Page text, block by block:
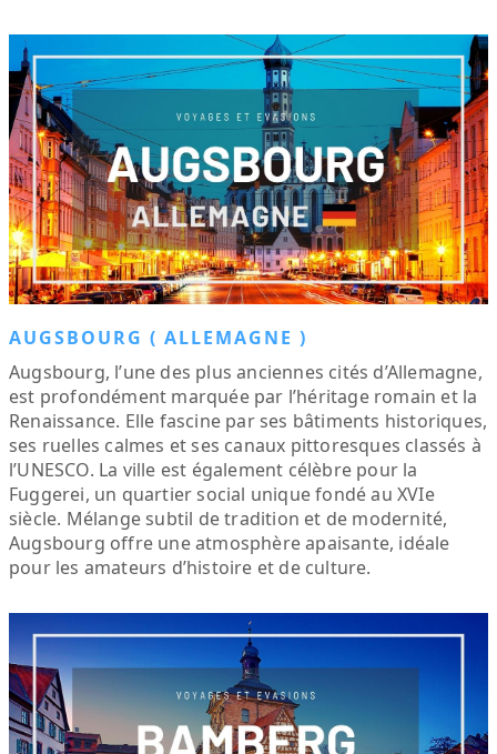
AUGSBOURG ( ALLEMAGNE )
Augsbourg, l’une des plus anciennes cités d’Allemagne,
est profondément marquée par l’héritage romain et la
Renaissance. Elle fascine par ses bâtiments historiques,
ses ruelles calmes et ses canaux pittoresques classés à
l’UNESCO. La ville est également célèbre pour la
Fuggerei, un quartier social unique fondé au XVIe
siècle. Mélange subtil de tradition et de modernité,
Augsbourg offre une atmosphère apaisante, idéale
pour les amateurs d’histoire et de culture.